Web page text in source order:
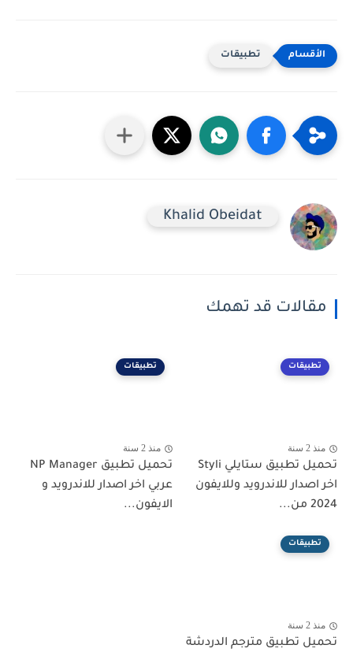
تطبيقات
Khalid Obeidat
مقالات قد تهمك
تطبيقات
منذ 2 سنة
تحميل تطبيق ستايلي Styli
اخر اصدار للاندرويد وللايفون
2024 من...
تطبيقات
منذ 2 سنة
تحميل تطبيق NP Manager
عربي اخر اصدار للاندرويد و
الايفون...
تطبيقات
منذ 2 سنة
تحميل تطبيق مترجم الدردشة